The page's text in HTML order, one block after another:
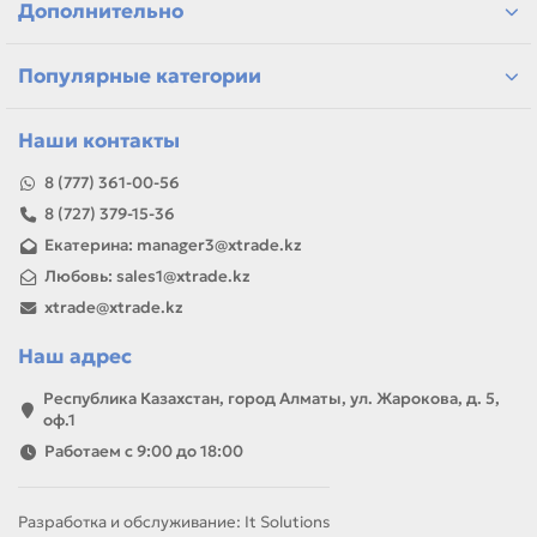
самовывоз и доставка по Алматы, отправка по
Если параметры в карточке совпадают с вашей моделью
запаса.
Дополнительно
Популярные категории
Наши контакты
8 (777) 361-00-56
8 (727) 379-15-36
Екатерина: manager3@xtrade.kz
Любовь: sales1@xtrade.kz
xtrade@xtrade.kz
Наш адрес
Республика Казахстан, город Алматы, ул. Жарокова, д. 5,
оф.1
Работаем с 9:00 до 18:00
Разработка и обслуживание: It Solutions